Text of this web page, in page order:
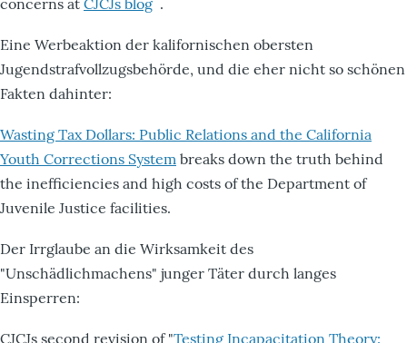
concerns at CJCJs blog .
Eine Werbeaktion der kalifornischen obersten
Jugendstrafvollzugsbehörde, und die eher nicht so schönen
Fakten dahinter:
Wasting Tax Dollars: Public Relations and the California
Youth Corrections System breaks down the truth behind
the inefficiencies and high costs of the Department of
Juvenile Justice facilities.
Der Irrglaube an die Wirksamkeit des
"Unschädlichmachens" junger Täter durch langes
Einsperren:
CJCJs second revision of "Testing Incapacitation Theory: